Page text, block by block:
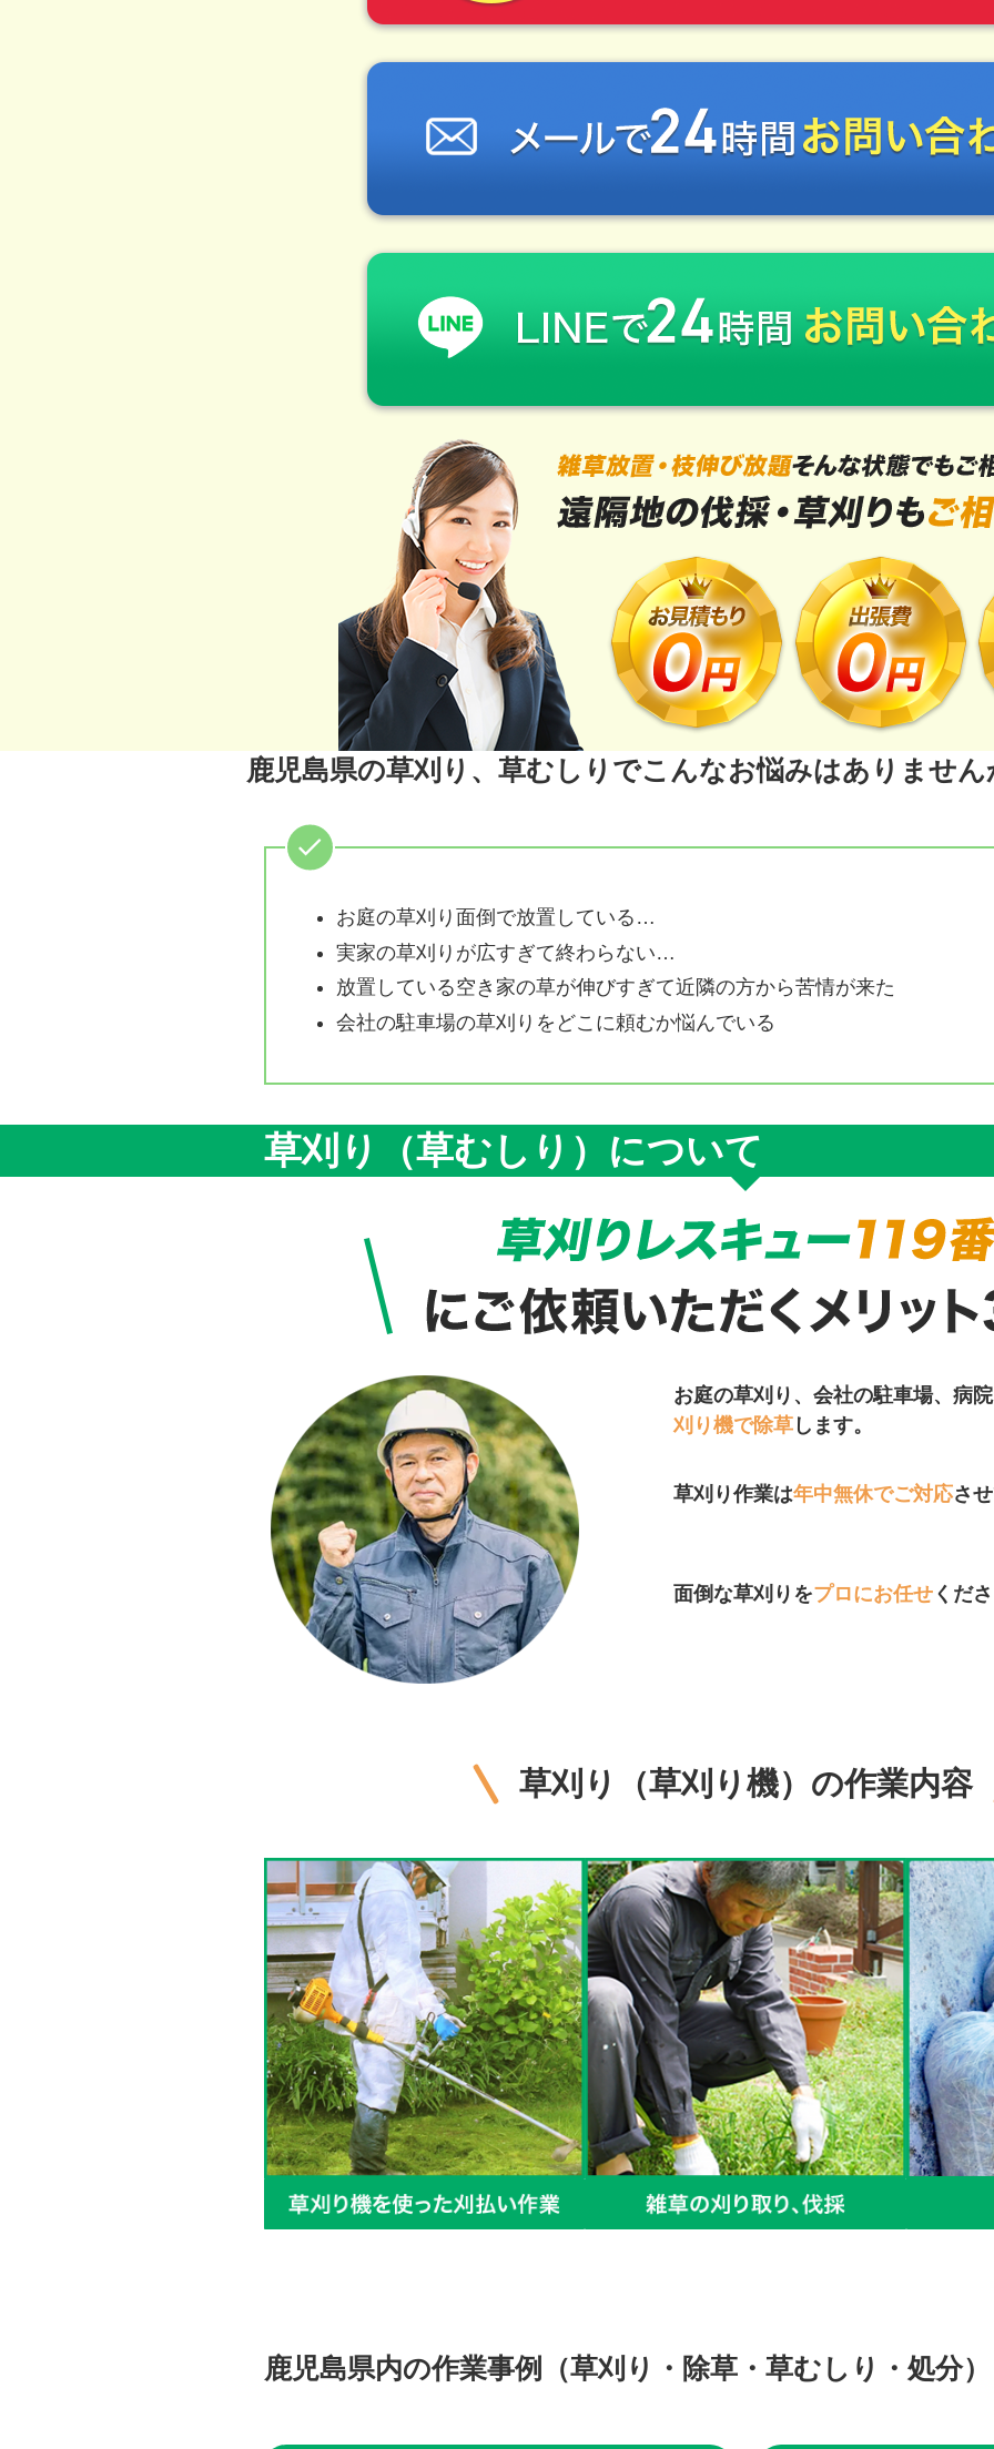
鹿児島県の草刈り、草むしりでこんなお悩みはありません
お庭の草刈り面倒で放置している…
実家の草刈りが広すぎて終わらない…
放置している空き家の草が伸びすぎて近隣の方から苦情が来た
会社の駐車場の草刈りをどこに頼むか悩んでいる
草刈り（草むしり）について
お庭の草刈り、会社の駐車場、病
刈り機で除草 します。
草刈り作業は年中無休でご対応さ
面倒な草刈りをプロにお任せ くだ
草刈り（草刈り機）の作業内容
鹿児島県内の作業事例（草刈り・除草・草むしり・処分）